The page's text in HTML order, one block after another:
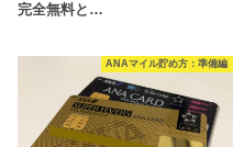
完全無料と…
ANAマイル貯め方：準備編